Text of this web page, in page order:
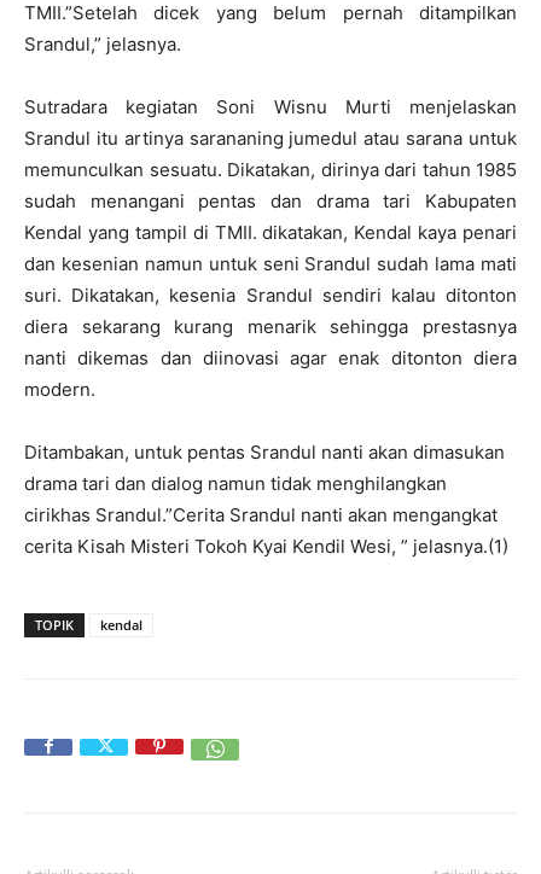
TMII.”Setelah dicek yang belum pernah ditampilkan
Srandul,” jelasnya.
Sutradara kegiatan Soni Wisnu Murti menjelaskan
Srandul itu artinya sarananing jumedul atau sarana untuk
memunculkan sesuatu. Dikatakan, dirinya dari tahun 1985
sudah menangani pentas dan drama tari Kabupaten
Kendal yang tampil di TMII. dikatakan, Kendal kaya penari
dan kesenian namun untuk seni Srandul sudah lama mati
suri. Dikatakan, kesenia Srandul sendiri kalau ditonton
diera sekarang kurang menarik sehingga prestasnya
nanti dikemas dan diinovasi agar enak ditonton diera
modern.
Ditambakan, untuk pentas Srandul nanti akan dimasukan
drama tari dan dialog namun tidak menghilangkan
cirikhas Srandul.”Cerita Srandul nanti akan mengangkat
cerita Kisah Misteri Tokoh Kyai Kendil Wesi, ” jelasnya.(1)
TOPIK kendal